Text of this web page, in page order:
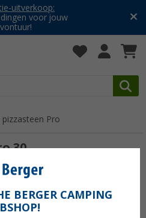
uitverkoop:
voor jouw
pizzasteen Pro
30
BERGER CAMPING